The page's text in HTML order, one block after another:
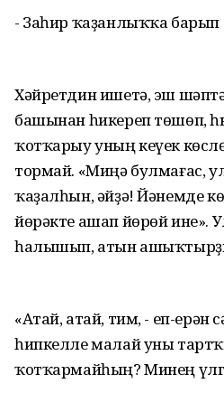
- Заһир ҡаҙанлыҡҡа барып
Хәйретдин ишетә, эш
башынан һикереп төшөп,
ҡотҡарыу уның кеүек
тормай. «Миңә булмағас,
ҡаҙалһын, әйҙә! Йәнемде
йөрәкте ашап йөрөй ине».
һалышып, атын
«Атай, атай, тим, - еп-ерән
һипкелле малай уны
ҡотҡармайһың? Минең